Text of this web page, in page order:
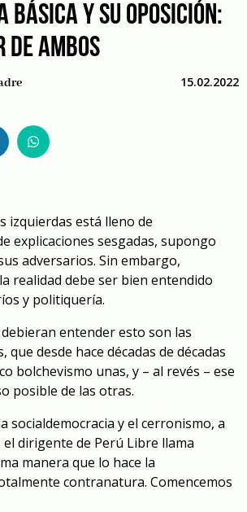
BÁSICA Y SU OPOSICIÓN:
DE AMBOS
15.02.2022
izquierdas está lleno de
explicaciones sesgadas, supongo
adversarios. Sin embargo,
realidad debe ser bien entendido
y politiquería.
entender esto son las
que desde hace décadas de décadas
bolchevismo unas, y – al revés – ese
posible de las otras.
socialdemocracia y el cerronismo, a
dirigente de Perú Libre llama
manera que lo hace la
contranatura. Comencemos